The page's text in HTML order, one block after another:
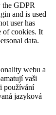
the GDPR
and is used
user has
of cookies. It
data.
webu a
vaši
používání
jazyková